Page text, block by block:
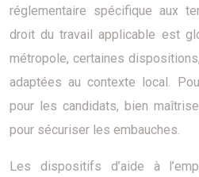
réglementaire spécifique aux
droit du travail applicable est
métropole, certaines
adaptées au contexte local.
pour les candidats, bien
pour sécuriser les embauches.
Les dispositifs d’aide à